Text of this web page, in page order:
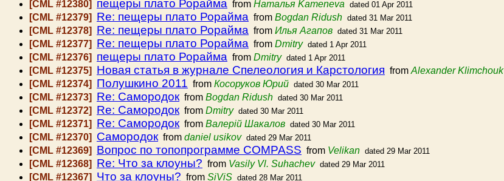
[CML #12380] пещеры плато Рорайма from Наталья Kameneva dated 01 Apr 2011
[CML #12379] Re: пещеры плато Рорайма from Bogdan Ridush dated 31 Mar 2011
[CML #12378] Re: пещеры плато Рорайма from Илья Агапов dated 31 Mar 2011
[CML #12377] Re: пещеры плато Рорайма from Dmitry dated 1 Apr 2011
[CML #12376] пещеры плато Рорайма from Dmitry dated 1 Apr 2011
[CML #12375] Новая статья в журнале Спелеология и Карстология from Alexander Klimchouk
[CML #12374] Полушкино 2011 from Косоруков Юрий dated 30 Mar 2011
[CML #12373] Re: Самородок from Bogdan Ridush dated 30 Mar 2011
[CML #12372] Re: Самородок from Dmitry dated 30 Mar 2011
[CML #12371] Re: Самородок from Валерій Шакалов dated 30 Mar 2011
[CML #12370] Самородок from daniel usikov dated 29 Mar 2011
[CML #12369] Вопрос по топопрограмме COMPASS from Velikan dated 29 Mar 2011
[CML #12368] Re: Что за клоуны? from Vasily Vl. Suhachev dated 29 Mar 2011
[CML #12367] Что за клоуны? from SiViS dated 28 Mar 2011